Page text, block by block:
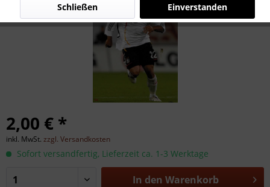
2,00 € *
inkl. MwSt. zzgl. Versandkosten
Sofort versandfertig, Lieferzeit ca. 1-3 Werktage
In den Warenkorb
Einverstanden
Schließen